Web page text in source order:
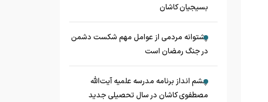
بسیجیان کاشان
پشتوانه مردمی از عوامل مهم شکست دشمن
در جنگ رمضان است
چشم‌ انداز برنامه مدرسه علمیه آیت‌الله
مصطفوی کاشان در سال تحصیلی جدید